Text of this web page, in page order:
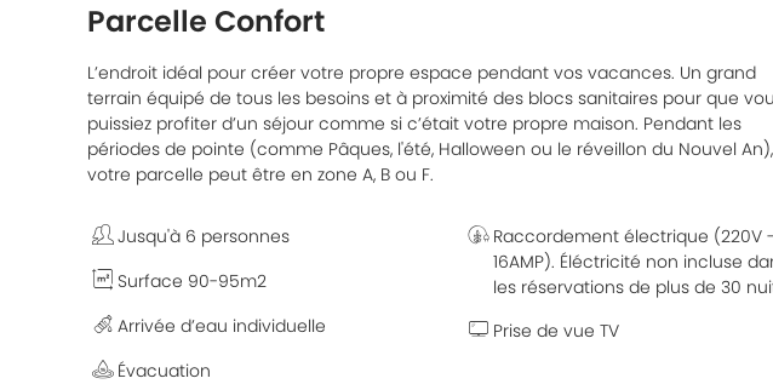
Parcelle Confort
L’endroit idéal pour créer votre propre espace pendant vos vacances. Un grand
terrain équipé de tous les besoins et à proximité des blocs sanitaires pour que
puissiez profiter d’un séjour comme si c’était votre propre maison. Pendant les
périodes de pointe (comme Pâques, l'été, Halloween ou le réveillon du Nouvel An),
votre parcelle peut être en zone A, B ou F.
Jusqu'à 6 personnes
Surface 90-95m2
Arrivée d’eau individuelle
Évacuation
Raccordement électrique (220V -
16AMP). Éléctricité non incluse
les réservations de plus de 30
Prise de vue TV